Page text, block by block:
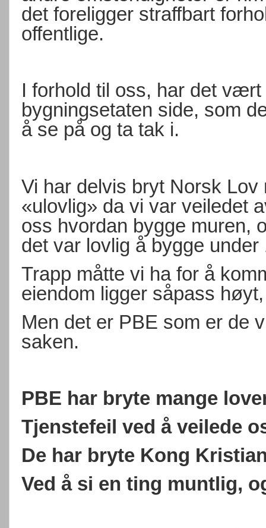
det foreligger straffbart
offentlige.
I forhold til oss, har det
bygningsetaten side, som
å se på og ta tak i.
Vi har delvis bryt Norsk
«ulovlig» da vi var veiledet
oss hvordan bygge muren,
det var lovlig å bygge
Trapp måtte vi ha for å
eiendom ligger såpass
Men det er PBE som er de
saken.
PBE har bryte mange
Tjenstefeil ved å veilede
De har bryte Kong
Ved å si en ting muntlig,